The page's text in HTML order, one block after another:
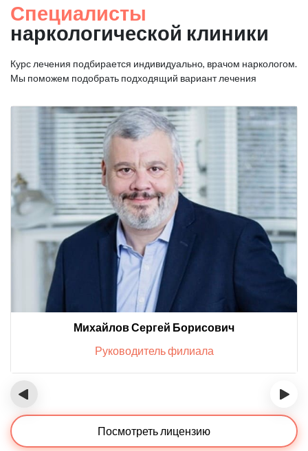
Специалисты
наркологической клиники
Курс лечения подбирается индивидуально, врачом наркологом.
Мы поможем подобрать подходящий вариант лечения
Михайлов Сергей Борисович
Руководитель филиала
‹ ›
Посмотреть лицензию